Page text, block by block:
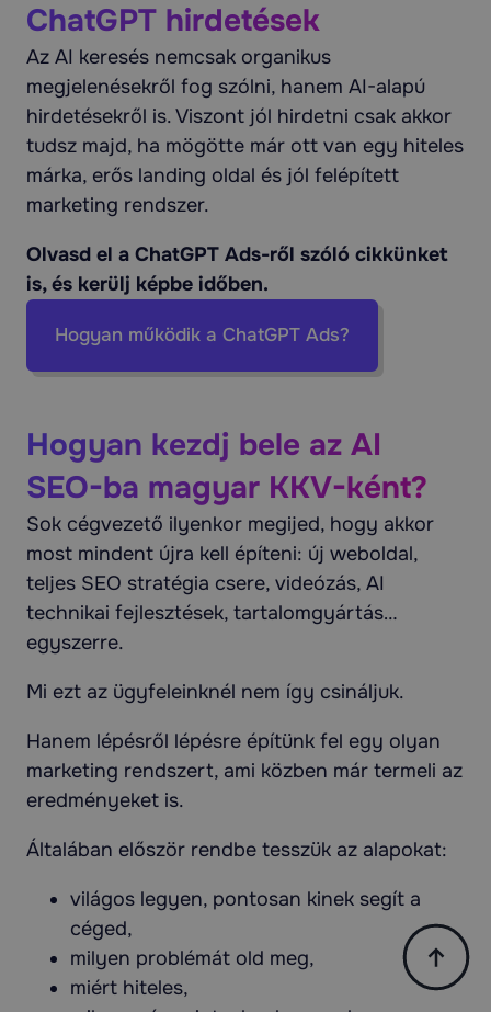
ChatGPT hirdetések
Az AI keresés nemcsak organikus
megjelenésekről fog szólni, hanem AI-alapú
hirdetésekről is. Viszont jól hirdetni csak akkor
tudsz majd, ha mögötte már ott van egy hiteles
márka, erős landing oldal és jól felépített
marketing rendszer.
Olvasd el a ChatGPT Ads-ről szóló cikkünket
is, és kerülj képbe időben.
Hogyan működik a ChatGPT Ads?
Hogyan kezdj bele az AI
SEO-ba magyar KKV-ként?
Sok cégvezető ilyenkor megijed, hogy akkor
most mindent újra kell építeni: új weboldal,
teljes SEO stratégia csere, videózás, AI
technikai fejlesztések, tartalomgyártás…
egyszerre.
Mi ezt az ügyfeleinknél nem így csináljuk.
Hanem lépésről lépésre építünk fel egy olyan
marketing rendszert, ami közben már termeli az
eredményeket is.
Általában először rendbe tesszük az alapokat:
világos legyen, pontosan kinek segít a
céged,
milyen problémát old meg,
miért hiteles,